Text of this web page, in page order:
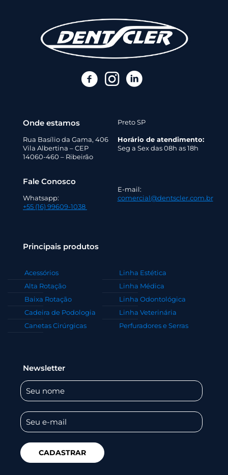
Onde estamos
Rua Basílio da Gama, 406
Vila Albertina – CEP
14060-460 – Ribeirão
Preto SP
Horário de atendimento:
Seg a Sex das 08h as 18h
Fale Conosco
Whatsapp:
+55 (16) 99609-1038
E-mail:
comercial@dentscler.com.br
Principais produtos
Acessórios
Alta Rotação
Baixa Rotação
Cadeira de Podologia
Canetas Cirúrgicas
Linha Estética
Linha Médica
Linha Odontológica
Linha Veterinária
Perfuradores e Serras
Newsletter